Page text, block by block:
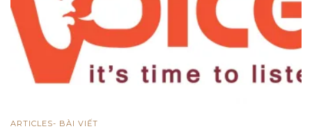
ARTICLES- BÀI VIẾT